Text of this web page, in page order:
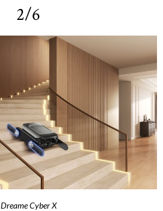
2/6
Dreame Cyber X